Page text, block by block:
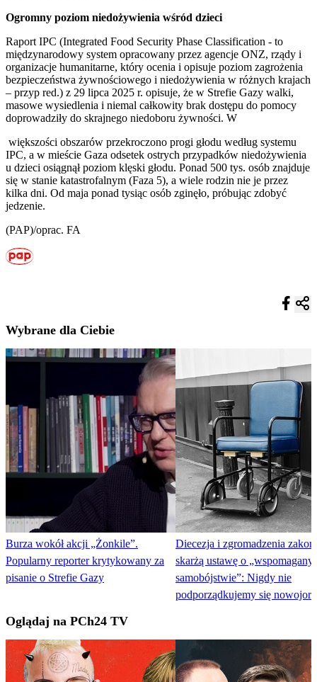
Ogromny poziom niedożywienia wśród dzieci
Raport IPC (Integrated Food Security Phase Classification - to
międzynarodowy system opracowany przez agencje ONZ, rządy i
organizacje humanitarne, który ocenia i opisuje poziom zagrożenia
bezpieczeństwa żywnościowego i niedożywienia w różnych krajach
– przyp red.) z 29 lipca 2025 r. opisuje, że w Strefie Gazy walki,
masowe wysiedlenia i niemal całkowity brak dostępu do pomocy
doprowadziły do skrajnego niedoboru żywności. W
większości obszarów przekroczono progi głodu według systemu
IPC, a w mieście Gaza odsetek ostrych przypadków niedożywienia
u dzieci osiągnął poziom klęski głodu. Ponad 500 tys. osób znajduje
się w stanie katastrofalnym (Faza 5), a wiele rodzin nie je przez
kilka dni. Od maja ponad tysiąc osób zginęło, próbując zdobyć
jedzenie.
(PAP)/oprac. FA
Wybrane dla Ciebie
Burza wokół akcji „Żonkile”.
Popularny reporter krytykowany za
pisanie o Strefie Gazy
Diecezja i zgromadzenia
skarżą ustawę o
samobójstwie”: Nigdy nie
podporządkujemy się
Oglądaj na PCh24 TV